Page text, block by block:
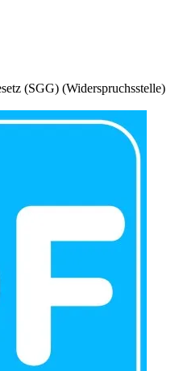
(SGG) (Widerspruchsstelle)